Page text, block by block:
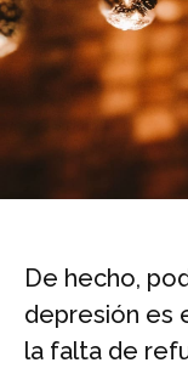
De hecho,
depresión es
la falta de